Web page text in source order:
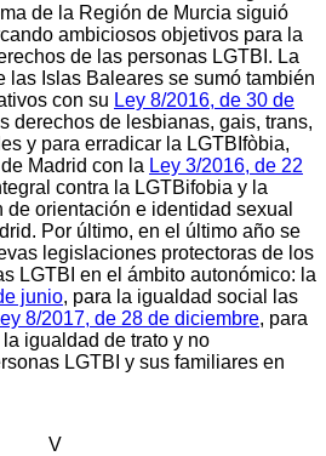
de la Región de Murcia siguió
ambiciosos objetivos para la
de las personas LGTBI. La
las Islas Baleares se sumó también
con su Ley 8/2016, de 30 de
derechos de lesbianas, gais, trans,
y para erradicar la LGTBIfòbia,
Madrid con la Ley 3/2016, de 22
contra la LGTBifobia y la
orientación e identidad sexual
Por último, en el último año se
legislaciones protectoras de los
LGTBI en el ámbito autonómico: la
junio, para la igualdad social las
8/2017, de 28 de diciembre, para
igualdad de trato y no
LGTBI y sus familiares en
V